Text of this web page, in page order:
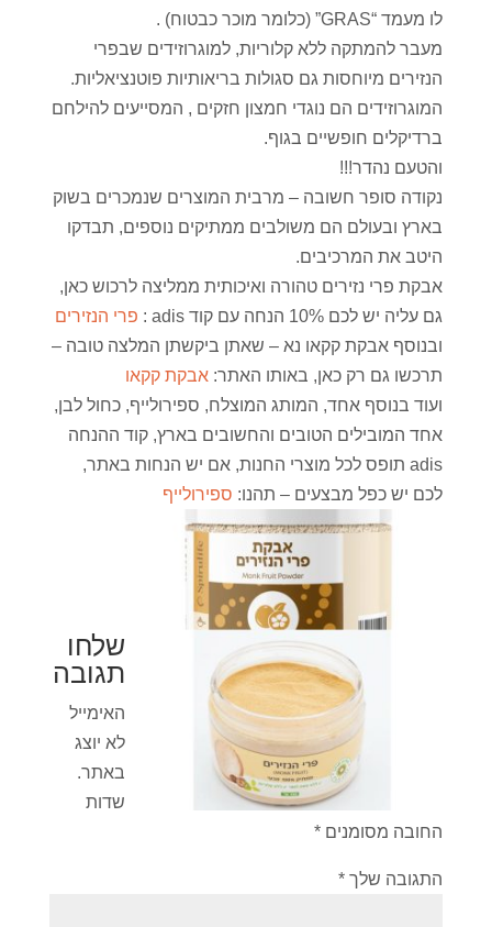
לו מעמד “GRAS” (כלומר מוכר כבטוח) .
מעבר להמתקה ללא קלוריות, למוגרוזידים שבפרי
הנזירים מיוחסות גם סגולות בריאותיות פוטנציאליות.
המוגרוזידים הם נוגדי חמצון חזקים , המסייעים להילחם
ברדיקלים חופשיים בגוף.
והטעם נהדר!!!
נקודה סופר חשובה – מרבית המוצרים שנמכרים בשוק
בארץ ובעולם הם משולבים ממתיקים נוספים, תבדקו
היטב את המרכיבים.
אבקת פרי נזירים טהורה ואיכותית ממליצה לרכוש כאן,
גם עליה יש לכם 10% הנחה עם קוד adis :
פרי הנזירים
ובנוסף אבקת קקאו נא – שאתן ביקשתן המלצה טובה –
תרכשו גם רק כאן, באותו האתר: אבקת קקאו
ועוד בנוסף אחד, המותג המוצלח, ספירולייף, כחול לבן,
אחד המובילים הטובים והחשובים בארץ, קוד ההנחה
adis תופס לכל מוצרי החנות, אם יש הנחות באתר,
לכם יש כפל מבצעים – תהנו: ספירולייף
שלחו
תגובה
האימייל
לא יוצג
באתר.
שדות
החובה מסומנים *
התגובה שלך *